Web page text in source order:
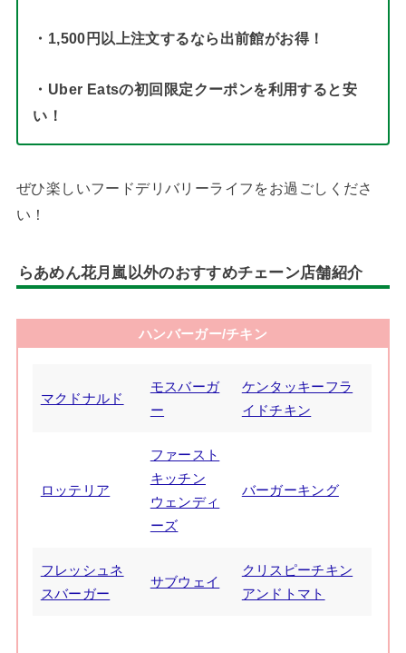
・1,500円以上注文するなら出前館がお得！
・Uber Eatsの初回限定クーポンを利用すると安
い！
ぜひ楽しいフードデリバリーライフをお過ごしくださ
い！
らあめん花月嵐以外のおすすめチェーン店舗紹介
ハンバーガー/チキン
マクドナルド
モスバーガ
ー
ケンタッキーフラ
イドチキン
ロッテリア
ファースト
キッチン
ウェンディ
ーズ
バーガーキング
フレッシュネ
スバーガー
サブウェイ
クリスピーチキン
アンドトマト